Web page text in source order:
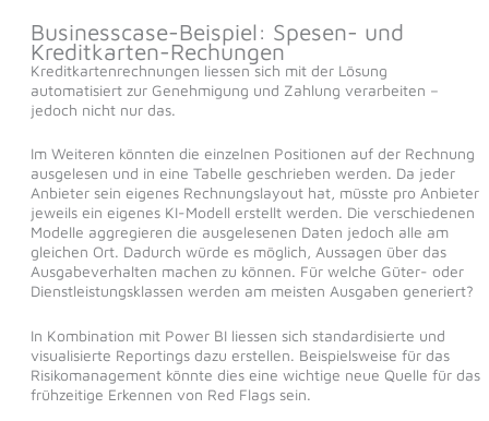
Businesscase-Beispiel: Spesen- und
Kreditkarten-Rechungen
Kreditkartenrechnungen liessen sich mit der Lösung
automatisiert zur Genehmigung und Zahlung verarbeiten –
jedoch nicht nur das.
Im Weiteren könnten die einzelnen Positionen auf der Rechnung
ausgelesen und in eine Tabelle geschrieben werden. Da jeder
Anbieter sein eigenes Rechnungslayout hat, müsste pro Anbieter
jeweils ein eigenes KI-Modell erstellt werden. Die verschiedenen
Modelle aggregieren die ausgelesenen Daten jedoch alle am
gleichen Ort. Dadurch würde es möglich, Aussagen über das
Ausgabeverhalten machen zu können. Für welche Güter- oder
Dienstleistungsklassen werden am meisten Ausgaben generiert?
In Kombination mit Power BI liessen sich standardisierte und
visualisierte Reportings dazu erstellen. Beispielsweise für das
Risikomanagement könnte dies eine wichtige neue Quelle für das
frühzeitige Erkennen von Red Flags sein.